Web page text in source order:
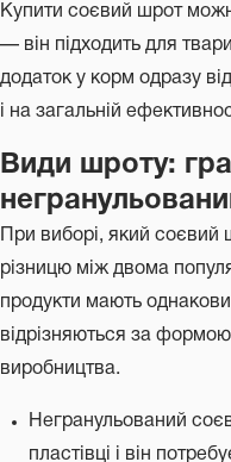
Купити соєвий шрот
— він підходить для
додаток у корм одразу
і на загальній
Види шроту:
При виборі, який соєвий
різницю між двома
продукти мають
відрізняються за
виробництва.
Негранульований
пластівці і він